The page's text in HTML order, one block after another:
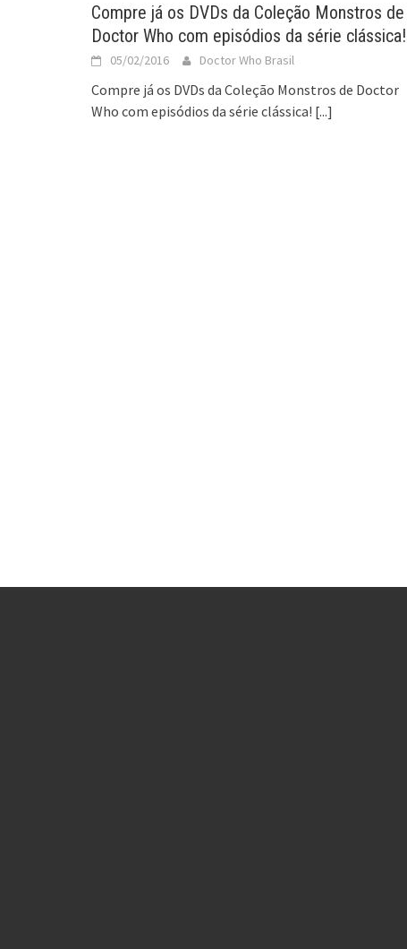
Compre já os DVDs da Coleção Monstros de
Doctor Who com episódios da série clássica!
05/02/2016 Doctor Who Brasil
Compre já os DVDs da Coleção Monstros de Doctor
Who com episódios da série clássica! [...]